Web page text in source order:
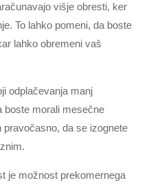
višje obresti, ker
To lahko pomeni, da boste
lahko obremeni vaš
odplačevanja manj
boste morali mesečne
pravočasno, da se izognete
je možnost prekomernega